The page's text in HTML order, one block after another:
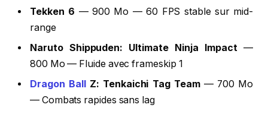
Tekken 6 — 900 Mo — 60 FPS stable sur mid-
range
Naruto Shippuden: Ultimate Ninja Impact —
800 Mo — Fluide avec frameskip 1
Dragon BallZ: Tenkaichi Tag Team— 700 Mo
— Combats rapides sans lag